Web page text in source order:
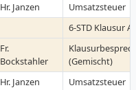
Hr. Janzen
Umsatzsteuer
6-STD Klausur
Fr.
Bockstahler
(Gemischt)
Hr. Janzen
Umsatzsteuer